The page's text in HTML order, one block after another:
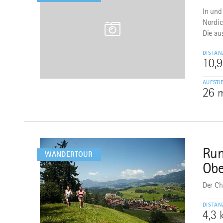
In
Die
26
WANDERTOUR
3
Der
4,3